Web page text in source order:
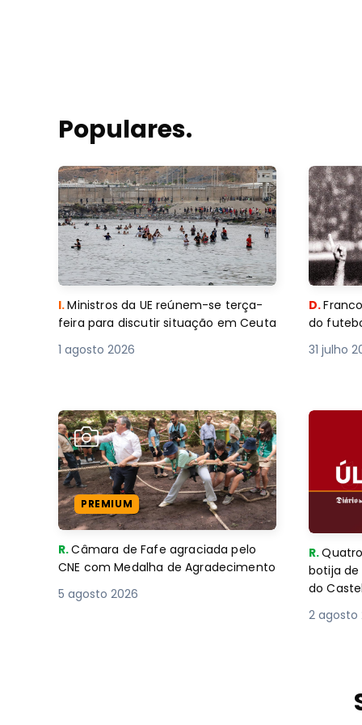
Populares.
I.Ministros da UE reúnem-se terça-
feira para discutir situação em Ceuta
1 agosto 2026
D.
do
31 julho
PREMIUM
R.Câmara de Fafe agraciada pelo
CNE com Medalha de Agradecimento
5 agosto 2026
R.
botija
do
2 agosto